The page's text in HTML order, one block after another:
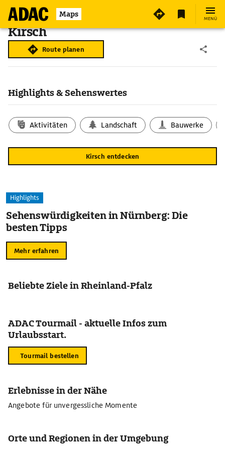
Maps MENÜ
Kirsch
Route planen
Highlights & Sehenswertes
Aktivitäten Landschaft Bauwerke
Kirsch entdecken
Highlights
Sehenswürdigkeiten in Nürnberg: Die
besten Tipps
Mehr erfahren
Beliebte Ziele in Rheinland-Pfalz
ADAC Tourmail - aktuelle Infos zum
Urlaubsstart.
Tourmail bestellen
Erlebnisse in der Nähe
Angebote für unvergessliche Momente
Orte und Regionen in der Umgebung